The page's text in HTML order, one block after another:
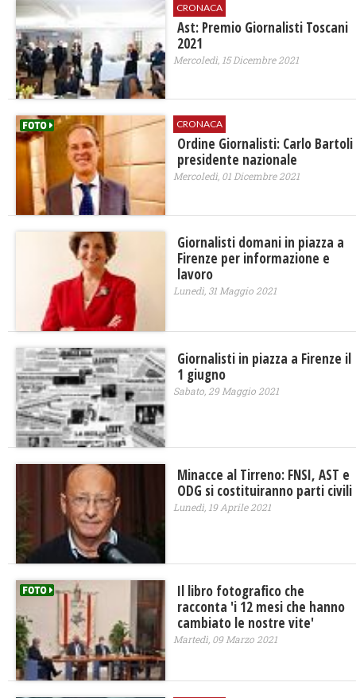
CRONACA
Ast: Premio Giornalisti Toscani
2021
Mercoledì, 15 Dicembre 2021
CRONACA
Ordine Giornalisti: Carlo Bartoli
presidente nazionale
Mercoledì, 01 Dicembre 2021
Giornalisti domani in piazza a
Firenze per informazione e
lavoro
Lunedì, 31 Maggio 2021
Giornalisti in piazza a Firenze il
1 giugno
Sabato, 29 Maggio 2021
Minacce al Tirreno: FNSI, AST e
ODG si costituiranno parti civili
Lunedì, 19 Aprile 2021
Il libro fotografico che
racconta 'i 12 mesi che hanno
cambiato le nostre vite'
Martedì, 09 Marzo 2021